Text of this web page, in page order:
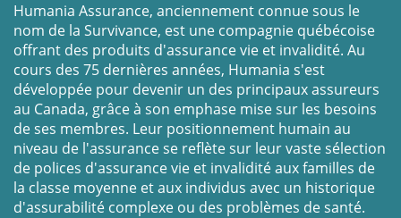
Humania Assurance, anciennement connue sous le
nom de la Survivance, est une compagnie québécoise
offrant des produits d'assurance vie et invalidité. Au
cours des 75 dernières années, Humania s'est
développée pour devenir un des principaux assureurs
au Canada, grâce à son emphase mise sur les besoins
de ses membres. Leur positionnement humain au
niveau de l'assurance se reflète sur leur vaste sélection
de polices d'assurance vie et invalidité aux familles de
la classe moyenne et aux individus avec un historique
d'assurabilité complexe ou des problèmes de santé.